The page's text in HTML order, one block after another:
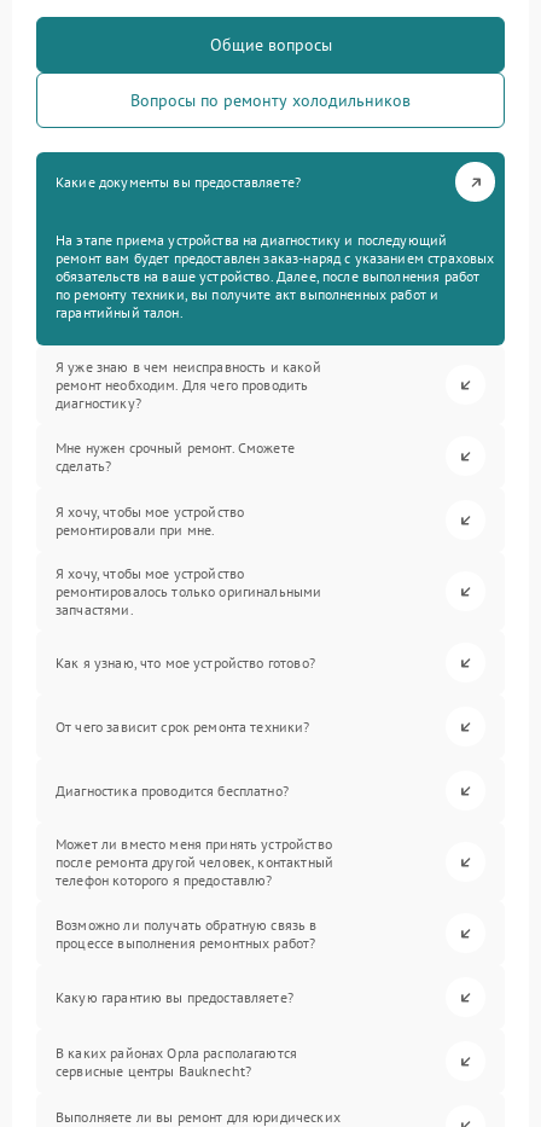
Общие вопросы
Вопросы по ремонту холодильников
Какие документы вы предоставляете?
На этапе приема устройства на диагностику и последующий
ремонт вам будет предоставлен заказ-наряд с указанием страховых
обязательств на ваше устройство. Далее, после выполнения работ
по ремонту техники, вы получите акт выполненных работ и
гарантийный талон.
Я уже знаю в чем неисправность и какой
ремонт необходим. Для чего проводить
диагностику?
Мне нужен срочный ремонт. Сможете
сделать?
Я хочу, чтобы мое устройство
ремонтировали при мне.
Я хочу, чтобы мое устройство
ремонтировалось только оригинальными
запчастями.
Как я узнаю, что мое устройство готово?
От чего зависит срок ремонта техники?
Диагностика проводится бесплатно?
Может ли вместо меня принять устройство
после ремонта другой человек, контактный
телефон которого я предоставлю?
Возможно ли получать обратную связь в
процессе выполнения ремонтных работ?
Какую гарантию вы предоставляете?
В каких районах Орла располагаются
сервисные центры Bauknecht?
Выполняете ли вы ремонт для юридических